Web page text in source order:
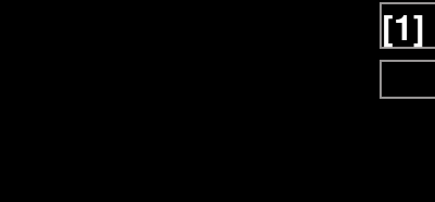
[1]